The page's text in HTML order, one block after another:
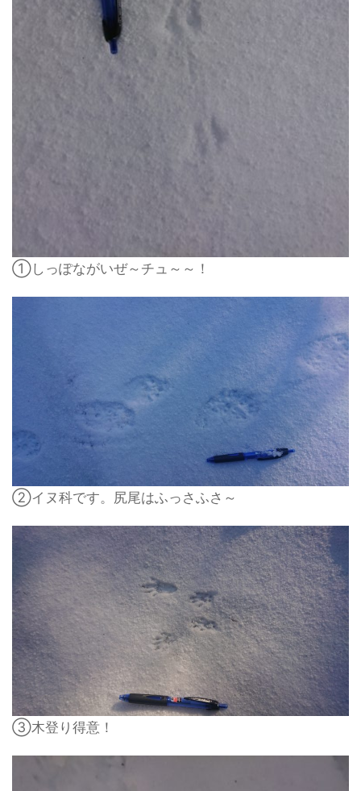
①しっぽながいぜ～チュ～～！
②イヌ科です。尻尾はふっさふさ～
③木登り得意！